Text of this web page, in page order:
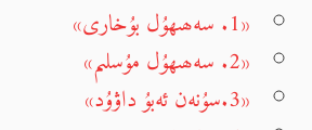
«1. سەھىھۇل بۇخارى»
«2. سەھىھۇل مۇسلىم»
«3.سۇنەن ئەبۇ داۋۇد»